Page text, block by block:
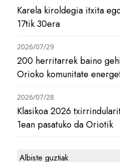
Karela kiroldegia itxita
17tik 30era
200 herritarrek baino
Orioko komunitate
2026/07/29
Klasikoa 2026
1ean pasatuko da Oriotik
2026/07/28
Albiste guztiak